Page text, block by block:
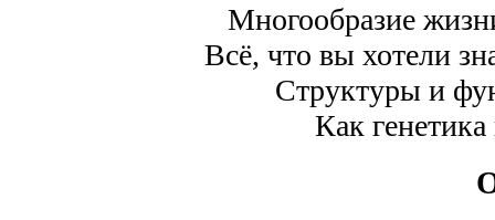
Многообразие
Всё, что вы хотели
Структуры и
Как